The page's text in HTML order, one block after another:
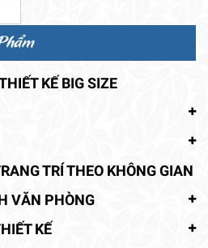
KẾ BIG SIZE
TRÍ THEO KHÔNG GIAN
VĂN PHÒNG
KẾ